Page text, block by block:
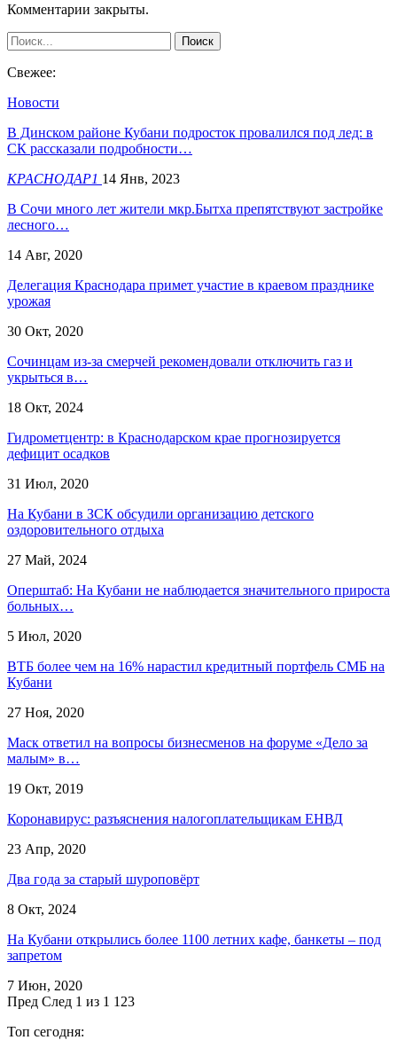
Комментарии закрыты.
Свежее:
Новости
В Динском районе Кубани подросток провалился под лед: в
СК рассказали подробности…
КРАСНОДАР1 14 Янв, 2023
В Сочи много лет жители мкр.Бытха препятствуют застройке
лесного…
14 Авг, 2020
Делегация Краснодара примет участие в краевом празднике
урожая
30 Окт, 2020
Сочинцам из-за смерчей рекомендовали отключить газ и
укрыться в…
18 Окт, 2024
Гидрометцентр: в Краснодарском крае прогнозируется
дефицит осадков
31 Июл, 2020
На Кубани в ЗСК обсудили организацию детского
оздоровительного отдыха
27 Май, 2024
Оперштаб: На Кубани не наблюдается значительного прироста
больных…
5 Июл, 2020
ВТБ более чем на 16% нарастил кредитный портфель СМБ на
Кубани
27 Ноя, 2020
Маск ответил на вопросы бизнесменов на форуме «Дело за
малым» в…
19 Окт, 2019
Коронавирус: разъяснения налогоплательщикам ЕНВД
23 Апр, 2020
Два года за старый шуроповёрт
8 Окт, 2024
На Кубани открылись более 1100 летних кафе, банкеты – под
запретом
7 Июн, 2020
Пред След 1 из 1 123
Топ сегодня: